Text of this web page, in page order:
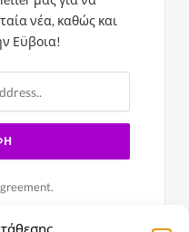
νέα, καθώς και
Εϋβοια!